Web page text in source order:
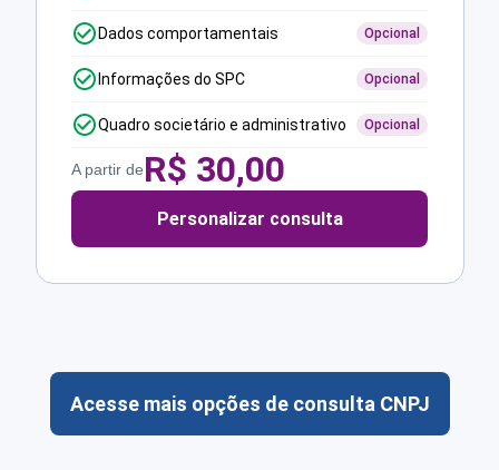
Dados comportamentais Opcional
Informações do SPC Opcional
Quadro societário e administrativo Opcional
A partir deR$ 30,00
Personalizar consulta
Acesse mais opções de consulta CNPJ